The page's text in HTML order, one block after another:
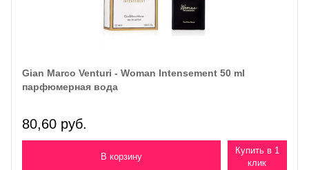
Gian Marco Venturi - Woman Intensement 50 ml
парфюмерная вода
80,60 руб.
Купить в 1
клик